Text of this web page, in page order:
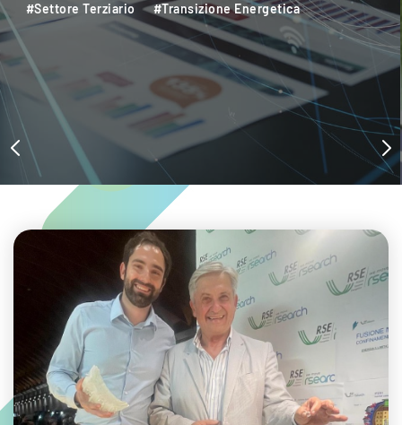
#Settore Terziario
#Transizione Energetica